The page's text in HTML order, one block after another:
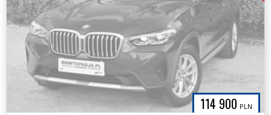
114 900 PLN